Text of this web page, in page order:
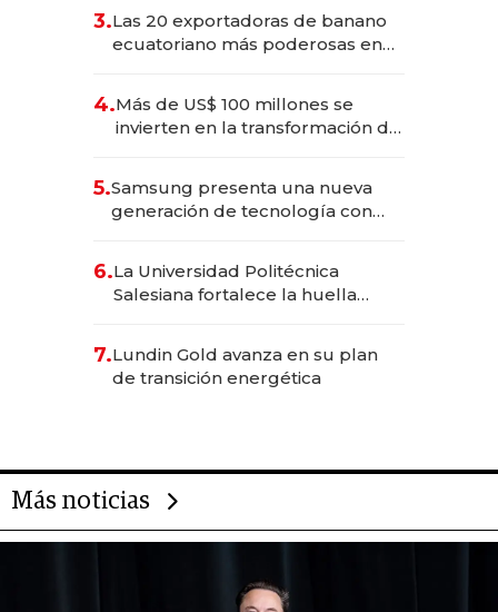
3.Las 20 exportadoras de banano
ecuatoriano más poderosas en
4.Más de US$ 100 millones se
invierten en la transformación de
5.Samsung presenta una nueva
generación de tecnología con
6.La Universidad Politécnica
Salesiana fortalece la huella
7.Lundin Gold avanza en su plan
de transición energética
Más noticias